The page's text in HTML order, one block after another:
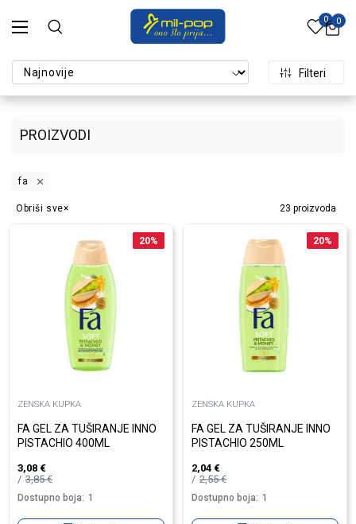
0 0
PROIZVODI
Filteri
fa
23 proizvoda
Obriši sve
20%
ZENSKA KUPKA
FA GEL ZA TUŠIRANJE INNO
PISTACHIO 400ML
3,08 €
3,85€
Dostupno boja: 1
20%
ZENSKA KUPKA
FA GEL ZA TUŠIRANJE INNO
PISTACHIO 250ML
2,04 €
2,55€
Dostupno boja: 1